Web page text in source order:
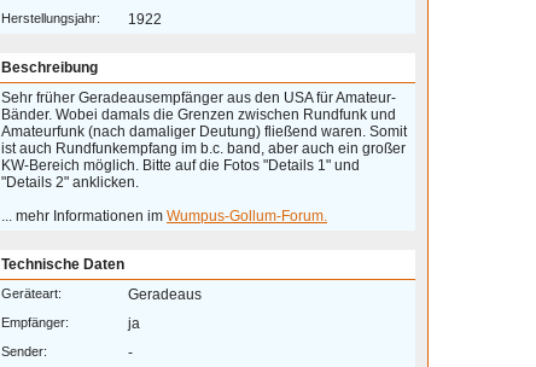
Herstellungsjahr: 1922
Beschreibung
Sehr früher Geradeausempfänger aus den USA für Amateur-
Bänder. Wobei damals die Grenzen zwischen Rundfunk und
Amateurfunk (nach damaliger Deutung) fließend waren. Somit
ist auch Rundfunkempfang im b.c. band, aber auch ein großer
KW-Bereich möglich. Bitte auf die Fotos "Details 1" und
"Details 2" anklicken.
... mehr Informationen im Wumpus-Gollum-Forum.
Technische Daten
Geräteart: Geradeaus
Empfänger: ja
Sender: -